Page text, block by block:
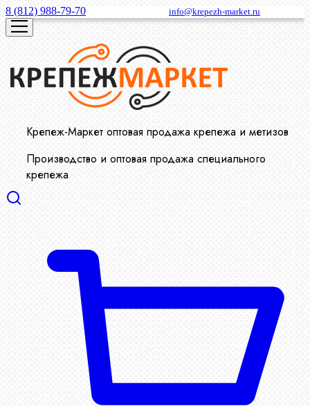
8 (812) 988-79-70 info@krepezh-market.ru
Крепеж-Маркет оптовая продажа крепежа и метизов
Производство и оптовая продажа специального
крепежа